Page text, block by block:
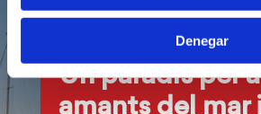
Denegar
Un paradís per
amants del mar